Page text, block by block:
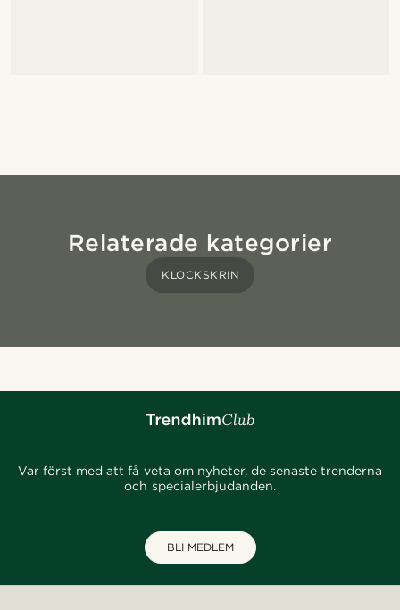
Relaterade kategorier
KLOCKSKRIN
Var först med att få veta om nyheter, de senaste trenderna
och specialerbjudanden.
BLI MEDLEM